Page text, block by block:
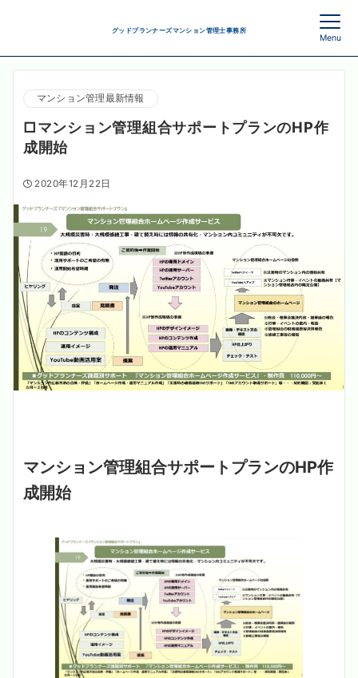
グッドプランナーズマンション管理士事務所
Menu
マンション管理最新情報
□マンション管理組合サポートプランのHP作
成開始
2020年12月22日
マンション管理組合サポートプランのHP作
成開始